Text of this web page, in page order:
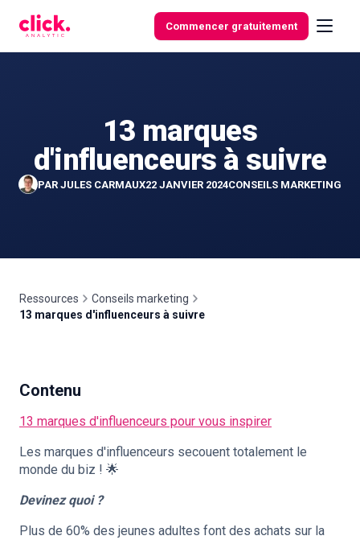
Commencer gratuitement
Fonctionnalités
Outils
gratuits
🇫🇷FR
13 marques
d'influenceurs à suivre
PAR JULES CARMAUX22 JANVIER 2024CONSEILS MARKETING
Ressources
Conseils marketing
13 marques d'influenceurs à suivre
Contenu
13 marques d'influenceurs pour vous inspirer
Les marques d'influenceurs secouent totalement le
monde du biz ! 🌟
Devinez quoi ?
Plus de 60% des jeunes adultes font des achats sur la